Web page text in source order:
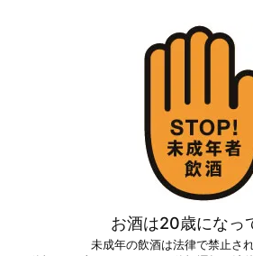
お酒は20歳になっ
未成年の飲酒は法律で禁止され